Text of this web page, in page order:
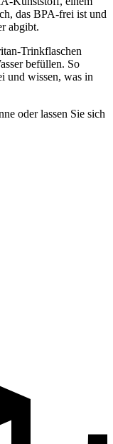
das BPA-frei ist und
abgibt.
Trinkflaschen
befüllen. So
und wissen, was in
oder lassen Sie sich